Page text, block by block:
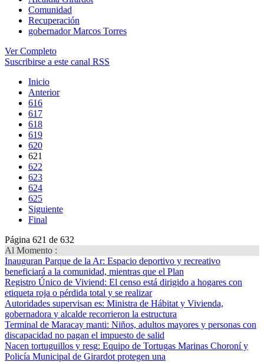
Comunidad
Recuperación
gobernador Marcos Torres
Ver Completo
Suscribirse a este canal RSS
Inicio
Anterior
616
617
618
619
620
621
622
623
624
625
Siguiente
Final
Página 621 de 632
Al Momento :
Inauguran Parque de la Ar: Espacio deportivo y recreativo
beneficiará a la comunidad, mientras que el Plan
Registro Único de Viviend: El censo está dirigido a hogares con
etiqueta roja o pérdida total y se realizar
Autoridades supervisan es: Ministra de Hábitat y Vivienda,
gobernadora y alcalde recorrieron la estructura
Terminal de Maracay manti: Niños, adultos mayores y personas con
discapacidad no pagan el impuesto de salid
Nacen tortuguillos y resg: Equipo de Tortugas Marinas Choroní y
Policía Municipal de Girardot protegen una